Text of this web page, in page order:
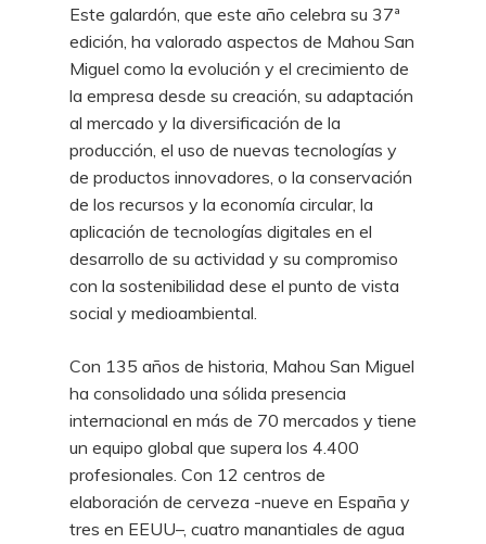
Este galardón, que este año celebra su 37ª
edición, ha valorado aspectos de Mahou San
Miguel como la evolución y el crecimiento de
la empresa desde su creación, su adaptación
al mercado y la diversificación de la
producción, el uso de nuevas tecnologías y
de productos innovadores, o la conservación
de los recursos y la economía circular, la
aplicación de tecnologías digitales en el
desarrollo de su actividad y su compromiso
con la sostenibilidad dese el punto de vista
social y medioambiental.
Con 135 años de historia, Mahou San Miguel
ha consolidado una sólida presencia
internacional en más de 70 mercados y tiene
un equipo global que supera los 4.400
profesionales. Con 12 centros de
elaboración de cerveza -nueve en España y
tres en EEUU–, cuatro manantiales de agua